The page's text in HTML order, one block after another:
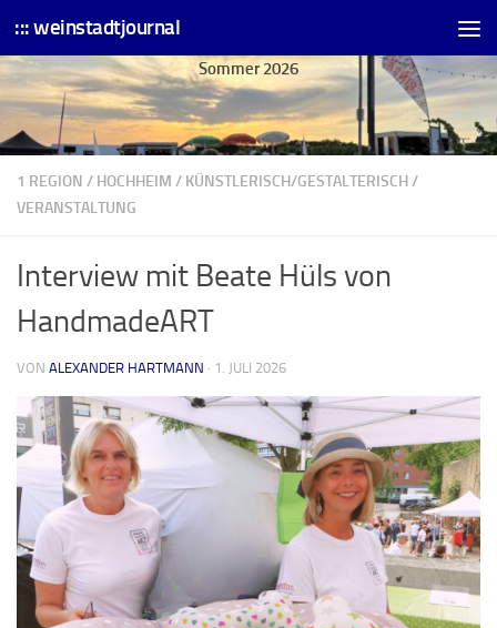
Skip to content
::: weinstadtjournal
Sommer 2026
1 REGION / HOCHHEIM / KÜNSTLERISCH/GESTALTERISCH/
VERANSTALTUNG
Interview mit Beate Hüls von
HandmadeART
VON ALEXANDER HARTMANN · 1. JULI 2026